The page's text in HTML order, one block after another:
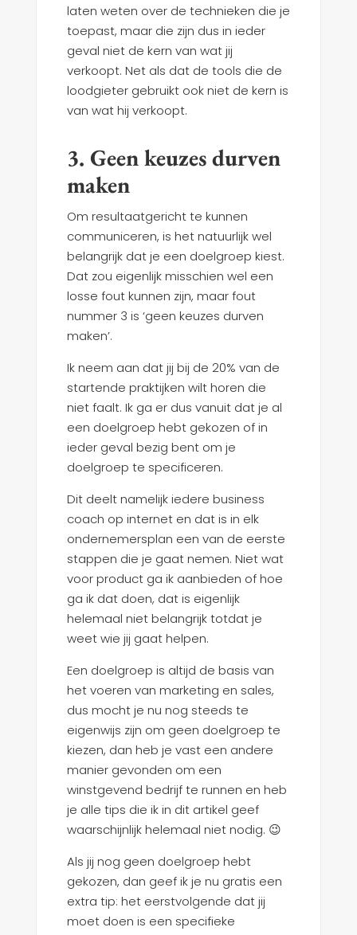
laten weten over de technieken die je
toepast, maar die zijn dus in ieder
geval niet de kern van wat jij
verkoopt. Net als dat de tools die de
loodgieter gebruikt ook niet de kern is
van wat hij verkoopt.
3. Geen keuzes durven
maken
Om resultaatgericht te kunnen
communiceren, is het natuurlijk wel
belangrijk dat je een doelgroep kiest.
Dat zou eigenlijk misschien wel een
losse fout kunnen zijn, maar fout
nummer 3 is ‘geen keuzes durven
maken’.
Ik neem aan dat jij bij de 20% van de
startende praktijken wilt horen die
niet faalt. Ik ga er dus vanuit dat je al
een doelgroep hebt gekozen of in
ieder geval bezig bent om je
doelgroep te specificeren.
Dit deelt namelijk iedere business
coach op internet en dat is in elk
ondernemersplan een van de eerste
stappen die je gaat nemen. Niet wat
voor product ga ik aanbieden of hoe
ga ik dat doen, dat is eigenlijk
helemaal niet belangrijk totdat je
weet wie jij gaat helpen.
Een doelgroep is altijd de basis van
het voeren van marketing en sales,
dus mocht je nu nog steeds te
eigenwijs zijn om geen doelgroep te
kiezen, dan heb je vast een andere
manier gevonden om een
winstgevend bedrijf te runnen en heb
je alle tips die ik in dit artikel geef
waarschijnlijk helemaal niet nodig. 😉
Als jij nog geen doelgroep hebt
gekozen, dan geef ik je nu gratis een
extra tip: het eerstvolgende dat jij
moet doen is een specifieke